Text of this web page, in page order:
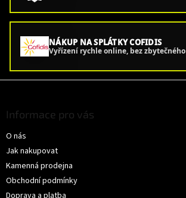
NÁKUP NA SPLÁTKY COFIDIS
Vyřízení rychle online, bez
Informace pro vás
O nás
Jak nakupovat
Kamenná prodejna
Obchodní podmínky